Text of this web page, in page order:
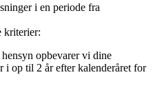
i en periode fra
kriterier:
opbevarer vi dine
i op til 2 år efter kalenderåret for